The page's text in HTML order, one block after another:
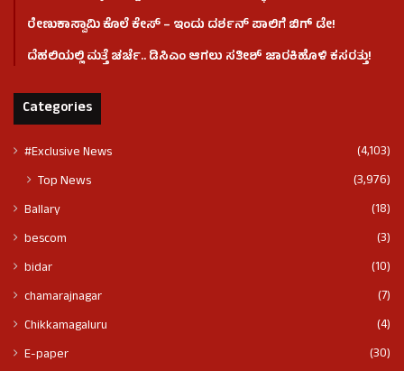
ರೇಣುಕಾಸ್ವಾಮಿ ಕೊಲೆ‌ ಕೇಸ್​ – ಇಂದು ದರ್ಶನ್ ಪಾಲಿಗೆ ಬಿಗ್ ಡೇ!
ದೆಹಲಿಯಲ್ಲಿ ಮತ್ತೆ ಚರ್ಚೆ.. ಡಿಸಿಎಂ ಆಗಲು ಸತೀಶ್ ಜಾರಕಿಹೊಳಿ ಕಸರತ್ತು!
Categories
#Exclusive News (4,103)
Top News (3,976)
Ballary
(18)
bescom
(3)
bidar
(10)
chamarajnagar
(7)
Chikkamagaluru
(4)
E-paper
(30)